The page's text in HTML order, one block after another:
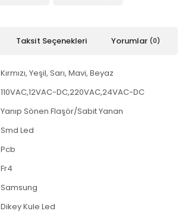
Taksit Seçenekleri Yorumlar (0)
Kırmızı, Yeşil, Sarı, Mavi, Beyaz
110VAC,12VAC-DC,220VAC,24VAC-DC
Yanıp Sönen Flaşör/Sabit Yanan
Smd Led
Pcb
Fr4
Samsung
Dikey Kule Led